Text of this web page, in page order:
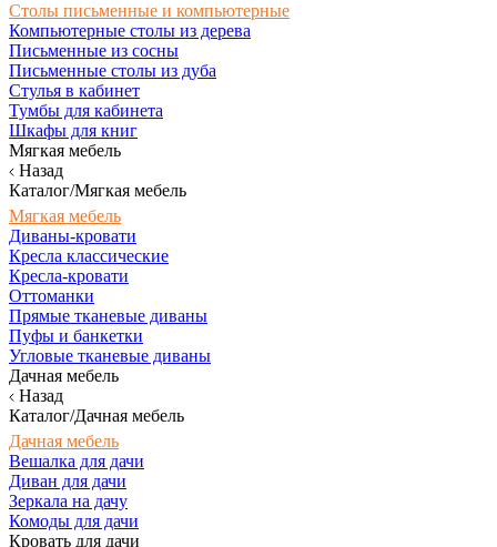
Столы письменные и компьютерные
Компьютерные столы из дерева
Письменные из сосны
Письменные столы из дуба
Стулья в кабинет
Тумбы для кабинета
Шкафы для книг
Мягкая мебель
Назад
Каталог/Мягкая мебель
Мягкая мебель
Диваны-кровати
Кресла классические
Кресла-кровати
Оттоманки
Прямые тканевые диваны
Пуфы и банкетки
Угловые тканевые диваны
Дачная мебель
Назад
Каталог/Дачная мебель
Дачная мебель
Вешалка для дачи
Диван для дачи
Зеркала на дачу
Комоды для дачи
Кровать для дачи